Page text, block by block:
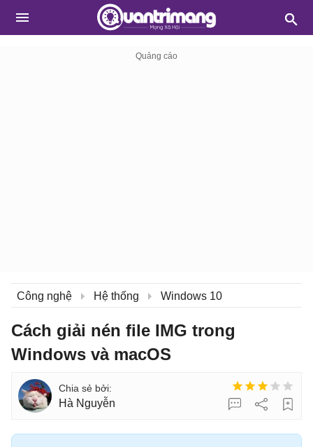
Công nghệ Hệ thống Windows 10
Cách giải nén file IMG trong
Windows và macOS
Hà Nguyễn